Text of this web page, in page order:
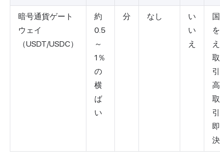
暗号通貨ゲート
ウェイ
（USDT/USDC）
約
0.5
～
1％
の
横
ば
い
分 なし
い
い
え
取
取